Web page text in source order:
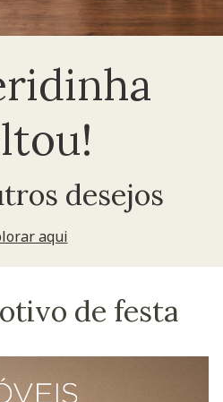
desejos
aqui
de festa